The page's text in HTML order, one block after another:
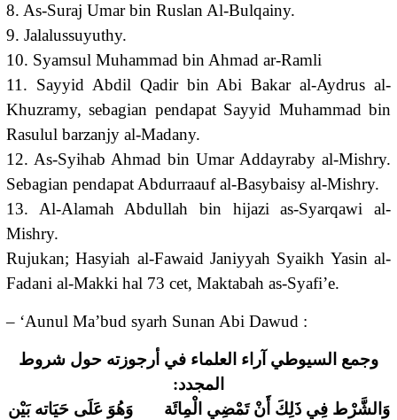
8. As-Suraj Umar bin Ruslan Al-Bulqainy.
9. Jalalussuyuthy.
10. Syamsul Muhammad bin Ahmad ar-Ramli
11. Sayyid Abdil Qadir bin Abi Bakar al-Aydrus al-
Khuzramy, sebagian pendapat Sayyid Muhammad bin
Rasulul barzanjy al-Madany.
12. As-Syihab Ahmad bin Umar Addayraby al-Mishry.
Sebagian pendapat Abdurraauf al-Basybaisy al-Mishry.
13. Al-Alamah Abdullah bin hijazi as-Syarqawi al-
Mishry.
Rujukan; Hasyiah al-Fawaid Janiyyah Syaikh Yasin al-
Fadani al-Makki hal 73 cet, Maktabah as-Syafi’e.
– ‘Aunul Ma’bud syarh Sunan Abi Dawud :
وجمع السيوطي آراء العلماء في أرجوزته حول شروط
المجدد:
وَالشَّرْط فِي ذَلِكَ أَنْ تَمْضِي الْمِائَة وَهُوَ عَلَى حَيَاته بَيْن